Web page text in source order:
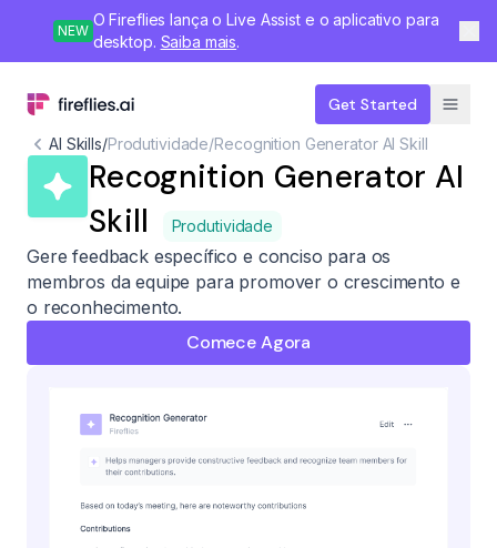
NEW
O Fireflies lança o Live Assist e o aplicativo para
desktop. Saiba mais.
Get Started
AI Skills/Produtividade/Recognition Generator AI Skill
Recognition Generator AI
Skill
Produtividade
Gere feedback específico e conciso para os
membros da equipe para promover o crescimento e
o reconhecimento.
Comece Agora